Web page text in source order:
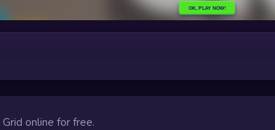
online for free.